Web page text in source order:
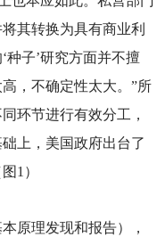
其转换为具有商业利
种子’研究方面并不擅
，不确定性太大。”所
环节进行有效分工，
上，美国政府出台了
1）
原理发现和报告），